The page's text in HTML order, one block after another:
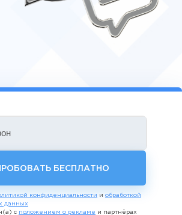
БЕСПЛАТНО
конфиденциальности и обработкой
данных
с положением о рекламе и партнёрах